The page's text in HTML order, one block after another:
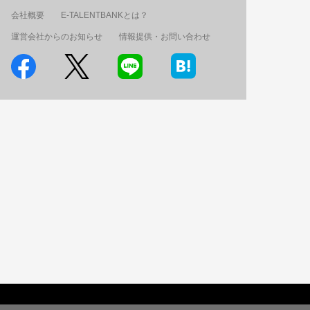
会社概要 E-TALENTBANKとは？
運営会社からのお知らせ 情報提供・お問い合わせ